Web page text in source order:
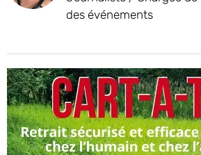
des événements